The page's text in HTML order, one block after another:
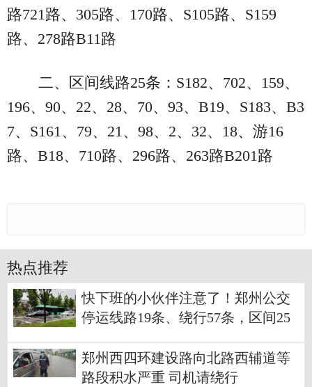
路721路、305路、170路、S105路、S159
路、278路B11路
二、区间线路25条：S182、702、159、
196、90、22、28、70、93、B19、S183、B3
7、S161、79、21、98、2、32、18、游16
路、B18、710路、296路、263路B201路
热点推荐
快下班的小伙伴注意了！郑州公交
停运线路19条、绕行57条，区间25
郑州西四环建设路向北路西辅道等
路段积水严重 司机请绕行